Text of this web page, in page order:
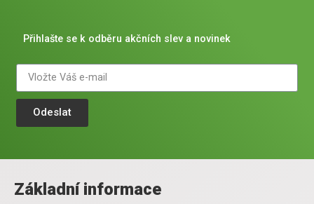
Přihlašte se k odběru akčních slev a novinek
Odeslat
Základní informace